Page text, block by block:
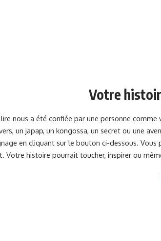
Votre
lire nous a été confiée par une personne
un japap, un kongossa, un secret ou une
en cliquant sur le bouton ci-dessous.
Votre histoire pourrait toucher, inspirer ou